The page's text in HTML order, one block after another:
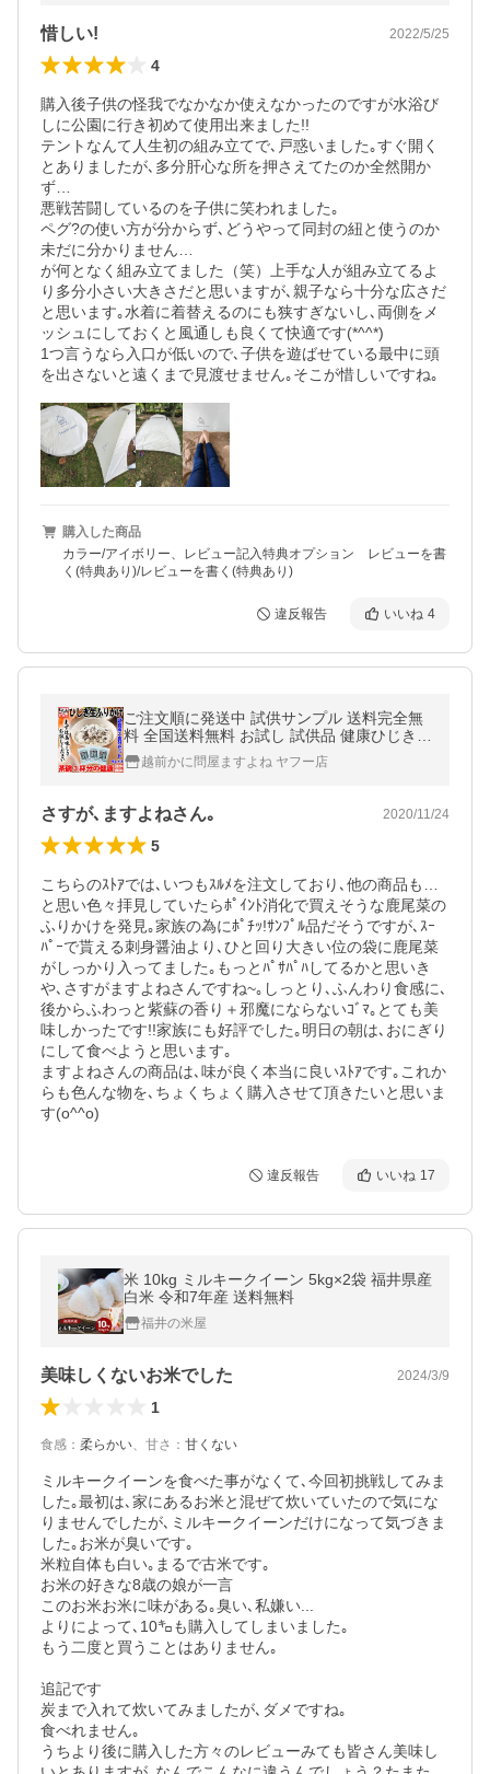
惜しい! 2022/5/25
4
購入後子供の怪我でなかなか使えなかったのですが水浴び
しに公園に行き初めて使用出来ました!!
テントなんて人生初の組み立てで､戸惑いました｡すぐ開く
とありましたが､多分肝心な所を押さえてたのか全然開か
ず…
悪戦苦闘しているのを子供に笑われました｡
ペグ?の使い方が分からず､どうやって同封の紐と使うのか
未だに分かりません…
が何となく組み立てました（笑）上手な人が組み立てるよ
り多分小さい大きさだと思いますが､親子なら十分な広さだ
と思います｡水着に着替えるのにも狭すぎないし､両側をメ
ッシュにしておくと風通しも良くて快適です(*^^*)
1つ言うなら入口が低いので､子供を遊ばせている最中に頭
を出さないと遠くまで見渡せません｡そこが惜しいですね｡
購入した商品
カラー/アイボリー、レビュー記入特典オプション レビューを書
く(特典あり)/レビューを書く(特典あり)
違反報告 いいね 4
ご注文順に発送中 試供サンプル 送料完全無
料 全国送料無料 お試し 試供品 健康ひじき生
ふりかけ(ほんのりシソ味)5g×3袋 ゆうメー
ル便 同梱不可 日祝配達不可
越前かに問屋ますよね ヤフー店
さすが､ますよねさん｡ 2020/11/24
5
こちらのｽﾄｱでは､いつもｽﾙﾒを注文しており､他の商品も…
と思い色々拝見していたらﾎﾟｲﾝﾄ消化で買えそうな鹿尾菜の
ふりかけを発見｡家族の為にﾎﾟﾁｯ!ｻﾝﾌﾟﾙ品だそうですが､ｽｰ
ﾊﾟｰで貰える刺身醤油より､ひと回り大きい位の袋に鹿尾菜
がしっかり入ってました｡もっとﾊﾟｻﾊﾟﾊしてるかと思いき
や､さすがますよねさんですね~｡しっとり､ふんわり食感に､
後からふわっと紫蘇の香り＋‪邪魔にならないｺﾞﾏ｡とても美
味しかったです!!家族にも好評でした｡明日の朝は､おにぎり
にして食べようと思います｡
ますよねさんの商品は､味が良く本当に良いｽﾄｱです｡これか
らも色んな物を､ちょくちょく購入させて頂きたいと思いま
す(o^^o)
違反報告 いいね 17
米 10kg ミルキークイーン 5kg×2袋 福井県産
白米 令和7年産 送料無料
福井の米屋
美味しくないお米でした 2024/3/9
1
食感 ： 柔らかい、 甘さ ： 甘くない
ミルキークイーンを食べた事がなくて､今回初挑戦してみま
した｡最初は､家にあるお米と混ぜて炊いていたので気にな
りませんでしたが､ミルキークイーンだけになって気づきま
した｡お米が臭いです｡
米粒自体も白い｡まるで古米です｡
お米の好きな8歳の娘が一言
このお米お米に味がある｡臭い､私嫌い...
よりによって､10㌔も購入してしまいました｡
もう二度と買うことはありません｡
追記です
炭まで入れて炊いてみましたが､ダメですね｡
食べれません｡
うちより後に購入した方々のレビューみても皆さん美味し